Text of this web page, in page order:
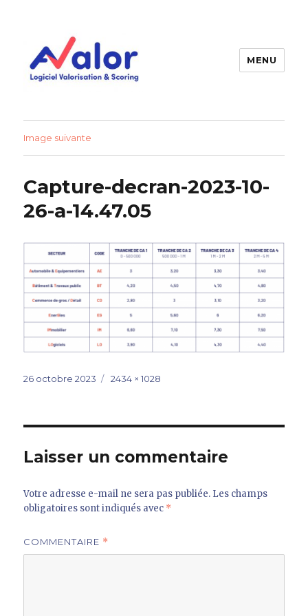
et fonds de commerce
MENU
Image suivante
Capture-decran-2023-10-
26-a-14.47.05
Publié
26 octobre 2023
Taille
2434 × 1028
Laisser un commentaire
Votre adresse e-mail ne sera pas publiée. Les champs
obligatoires sont indiqués avec *
COMMENTAIRE *